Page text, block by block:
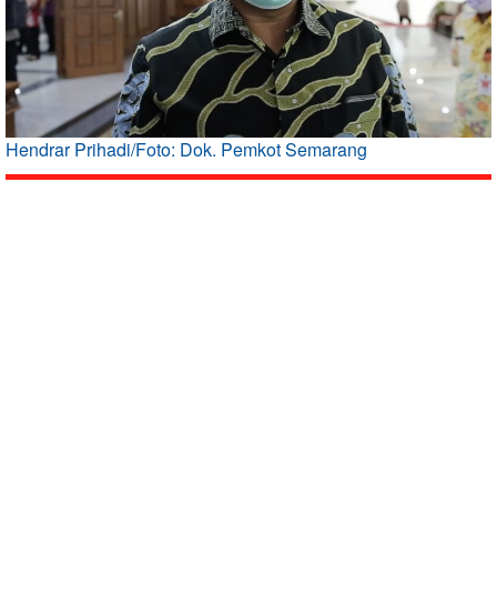
Hendrar Prihadi/Foto: Dok. Pemkot Semarang